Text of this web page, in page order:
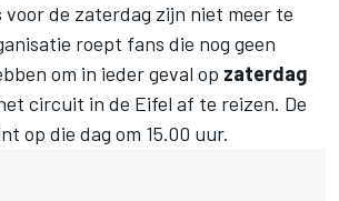
de zaterdag zijn niet meer te
roept fans die nog geen
om in ieder geval op zaterdag
circuit in de Eifel af te reizen. De
op die dag om 15.00 uur.